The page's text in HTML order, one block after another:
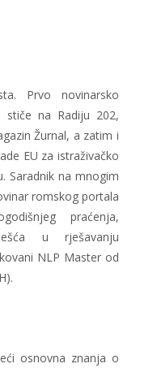
Prvo novinarsko
stiče na Radiju 202,
Žurnal, a zatim i
EU za istraživačko
Saradnik na mnogim
romskog portala
praćenja,
u rješavanju
NLP Master od
osnovna znanja o